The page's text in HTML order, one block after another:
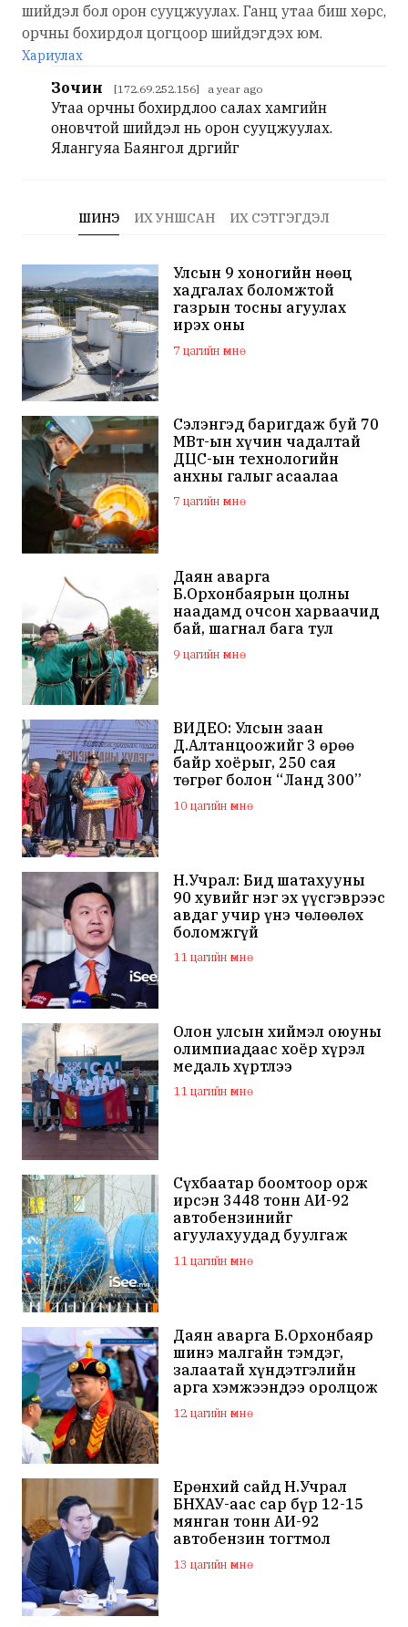
шийдэл бол орон сууцжуулах. Ганц утаа биш хөрс,
орчны бохирдол цогцоор шийдэгдэх юм.
Хариулах
Зочин [172.69.252.156] a year ago
Утаа орчны бохирдлоо салах хамгийн
оновчтой шийдэл нь орон сууцжуулах.
Ялангуяа Баянгол дүүргийг
ШИНЭ ИХ УНШСАН ИХ СЭТГЭГДЭЛ
Улсын 9 хоногийн нөөц
хадгалах боломжтой
газрын тосны агуулах
ирэх оны
арванхоёрдугаар сар
ашиглалтад орно
7 цагийн өмнө
Сэлэнгэд баригдаж буй 70
МВт-ын хүчин чадалтай
ДЦС-ын технологийн
анхны галыг асаалаа
7 цагийн өмнө
Даян аварга
Б.Орхонбаярын цолны
наадамд очсон харваачид
бай, шагнал бага тул
наадамд оролцохгүй
гэдгээ мэдэгдлээ
9 цагийн өмнө
ВИДЕО: Улсын заан
Д.Алтанцоожийг 3 өрөө
байр хоёрыг, 250 сая
төгрөг болон “Ланд 300”
маркийн автомашинаар
мялаажээ
10 цагийн өмнө
Н.Учрал: Бид шатахууны
90 хувийг нэг эх үүсгэврээс
авдаг учир үнэ чөлөөлөх
боломжгүй
11 цагийн өмнө
Олон улсын хиймэл оюуны
олимпиадаас хоёр хүрэл
медаль хүртлээ
11 цагийн өмнө
Сүхбаатар боомтоор орж
ирсэн 3448 тонн АИ-92
автобензинийг
агуулахуудад буулгаж
байна
11 цагийн өмнө
Даян аварга Б.Орхонбаяр
шинэ малгайн тэмдэг,
залаатай хүндэтгэлийн
арга хэмжээндээ оролцож
байна
12 цагийн өмнө
Ерөнхий сайд Н.Учрал
БНХАУ-аас сар бүр 12-15
мянган тонн АИ-92
автобензин тогтмол
нийлүүлэх хүсэлт тавилаа
13 цагийн өмнө